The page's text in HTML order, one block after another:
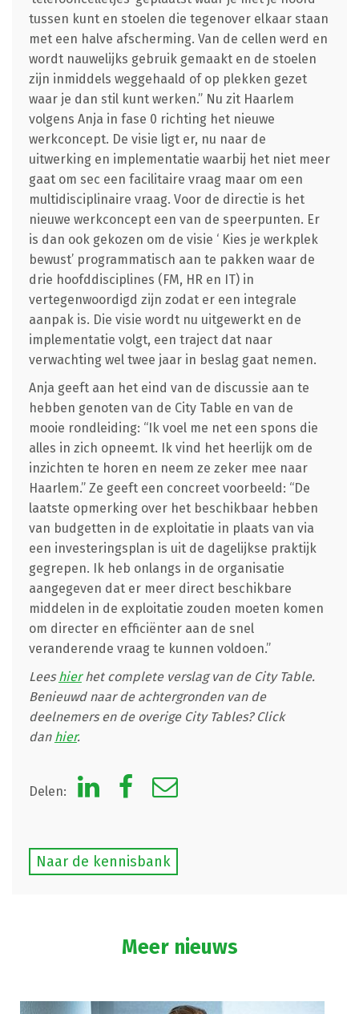
tussen kunt en stoelen die tegenover elkaar staan
met een halve afscherming. Van de cellen werd en
wordt nauwelijks gebruik gemaakt en de stoelen
zijn inmiddels weggehaald of op plekken gezet
waar je dan stil kunt werken.” Nu zit Haarlem
volgens Anja in fase 0 richting het nieuwe
werkconcept. De visie ligt er, nu naar de
uitwerking en implementatie waarbij het niet meer
gaat om sec een facilitaire vraag maar om een
multidisciplinaire vraag. Voor de directie is het
nieuwe werkconcept een van de speerpunten. Er
is dan ook gekozen om de visie ‘ Kies je werkplek
bewust’ programmatisch aan te pakken waar de
drie hoofddisciplines (FM, HR en IT) in
vertegenwoordigd zijn zodat er een integrale
aanpak is. Die visie wordt nu uitgewerkt en de
implementatie volgt, een traject dat naar
verwachting wel twee jaar in beslag gaat nemen.
Anja geeft aan het eind van de discussie aan te
hebben genoten van de City Table en van de
mooie rondleiding: “Ik voel me net een spons die
alles in zich opneemt. Ik vind het heerlijk om de
inzichten te horen en neem ze zeker mee naar
Haarlem.” Ze geeft een concreet voorbeeld: “De
laatste opmerking over het beschikbaar hebben
van budgetten in de exploitatie in plaats van via
een investeringsplan is uit de dagelijkse praktijk
gegrepen. Ik heb onlangs in de organisatie
aangegeven dat er meer direct beschikbare
middelen in de exploitatie zouden moeten komen
om directer en efficiënter aan de snel
veranderende vraag te kunnen voldoen.”
Leeshierhet complete verslag van de City Table.
Benieuwd naar de achtergronden van de
deelnemers en de overige City Tables? Click
dan hier.
Delen:
Naar de kennisbank
Meer nieuws